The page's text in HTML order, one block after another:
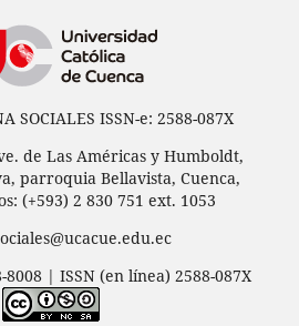
SOCIALES ISSN-e: 2588-087X
de Las Américas y Humboldt,
parroquia Bellavista, Cuenca,
(+593) 2 830 751 ext. 1053
8008 | ISSN (en línea) 2588-087X